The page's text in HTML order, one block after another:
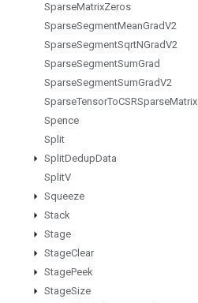
SparseMatrixZeros
SparseSegmentMeanGradV2
SparseSegmentSqrtNGradV2
SparseSegmentSumGrad
SparseSegmentSumGradV2
SparseTensorToCSRSparseMatrix
Spence
Split
SplitDedupData
SplitV
Squeeze
Stack
Stage
StageClear
StagePeek
StageSize